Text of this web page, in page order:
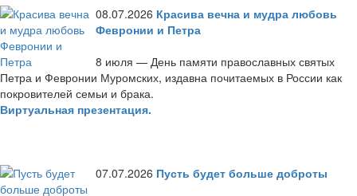
08.07.2026 Красива вечна и мудра любовь
Февронии и Петра
8 июля — День памяти православных святых
Петра и Февронии Муромских, издавна почитаемых в России как
покровителей семьи и брака.
Виртуальная презентация.
07.07.2026 Пусть будет больше доброты